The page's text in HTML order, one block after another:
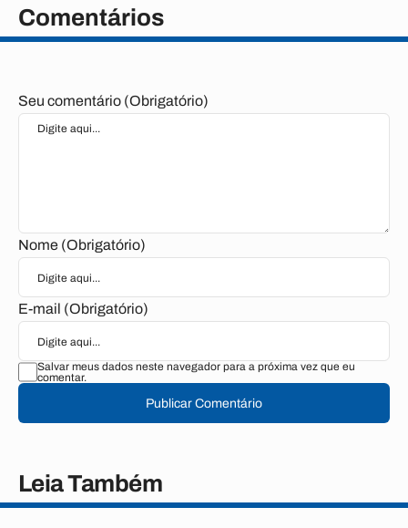
Comentários
Seu comentário (Obrigatório)
Nome (Obrigatório)
E-mail (Obrigatório)
Salvar meus dados neste navegador para a próxima vez que eu
comentar.
Publicar Comentário
Leia Também